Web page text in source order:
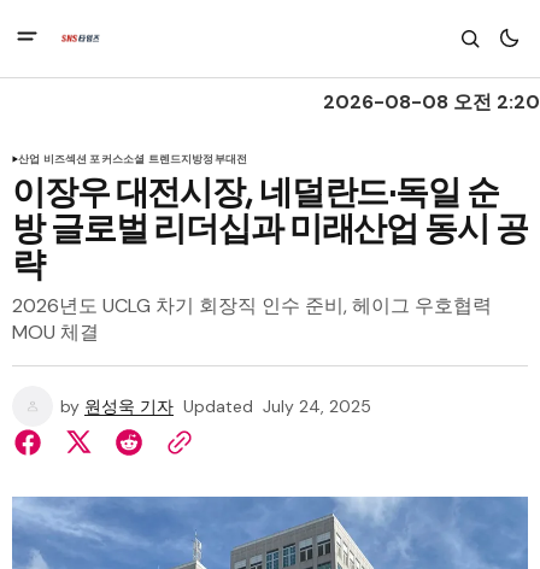
2026-08-08 오전 2:20
산업 비즈섹션 포커스소셜 트렌드지방정부대전
이장우 대전시장, 네덜란드·독일 순
방 글로벌 리더십과 미래산업 동시 공
략
2026년도 UCLG 차기 회장직 인수 준비, 헤이그 우호협력
MOU 체결
by 원성욱 기자 Updated July 24, 2025